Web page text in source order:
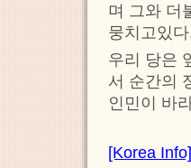
며 그와 더
뭉치고있
우리 당은
서 순간의
인민이 바
[Korea Info]